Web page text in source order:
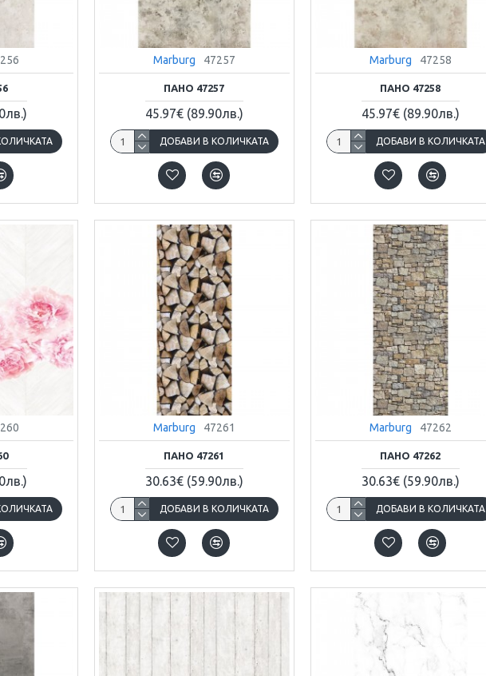
Marburg 47257
ПАНО 47257
45.97€ (89.90лв.)
ДОБАВИ В КОЛИЧКАТА
Marburg 47258
ПАНО 47258
45.97€ (89.90лв.)
ДОБАВИ В КОЛИЧКАТА
Marburg 47261
ПАНО 47261
30.63€ (59.90лв.)
ДОБАВИ В КОЛИЧКАТА
Marburg 47262
ПАНО 47262
30.63€ (59.90лв.)
ДОБАВИ В КОЛИЧКАТА